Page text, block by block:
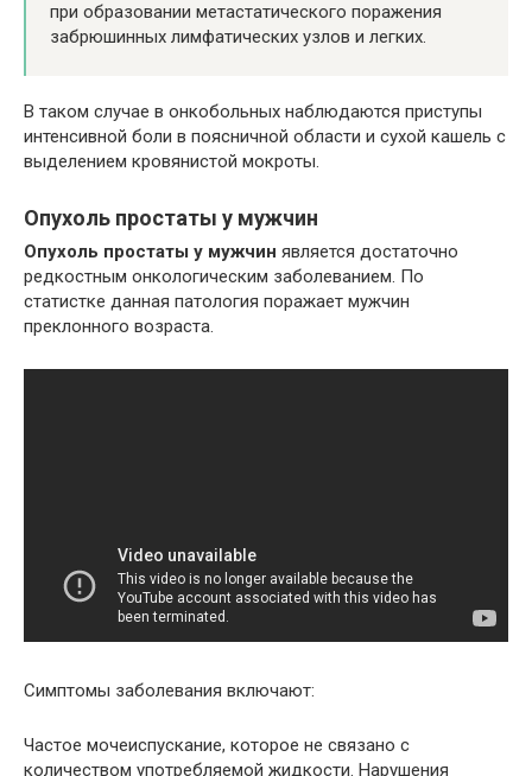
при образовании метастатического поражения
забрюшинных лимфатических узлов и легких.
В таком случае в онкобольных наблюдаются приступы
интенсивной боли в поясничной области и сухой кашель с
выделением кровянистой мокроты.
Опухоль простаты у мужчин
Опухоль простаты у мужчин является достаточно
редкостным онкологическим заболеванием. По
статистке данная патология поражает мужчин
преклонного возраста.
Симптомы заболевания включают:
Частое мочеиспускание, которое не связано с
количеством употребляемой жидкости. Нарушения